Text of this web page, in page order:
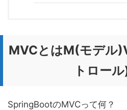
MVCとはM(モデル
トロー
SpringBootのMVCって何？